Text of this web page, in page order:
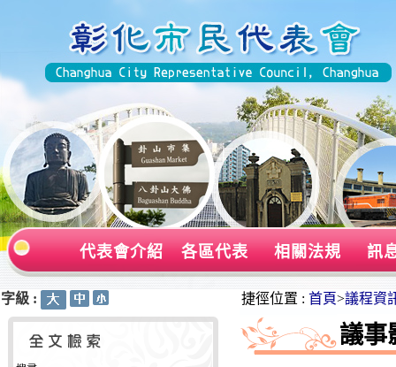
代表會介紹 各區代表 相關法規 訊
字級 : 捷徑位置 : 首頁>議程資
議事